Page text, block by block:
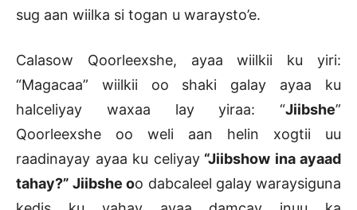
sug aan wiilka si togan u waraysto’e.
Calasow Qoorleexshe, ayaa wiilkii ku yiri:
“Magacaa” wiilkii oo shaki galay ayaa ku
halceliyay waxaa lay yiraa: “Jiibshe”
Qoorleexshe oo weli aan helin xogtii uu
raadinayay ayaa ku celiyay“Jiibshow ina ayaad
tahay?” Jiibshe oo dabcaleel galay waraysiguna